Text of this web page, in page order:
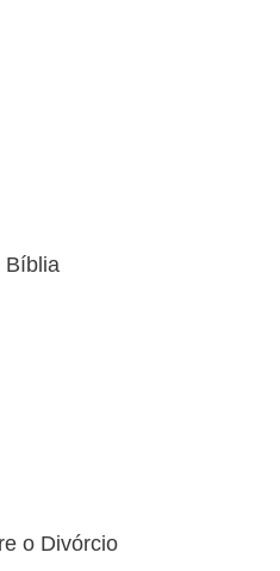
Bíblia
o Divórcio